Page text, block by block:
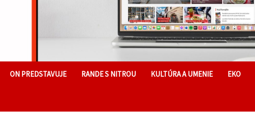
ON PREDSTAVUJE RANDE S NITROU KULTÚRA A UMENIE EKO